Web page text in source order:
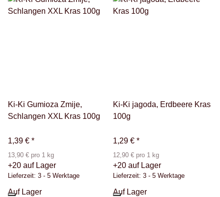
Ki-Ki Gumioza Zmije,
Schlangen XXL Kras 100g
1,39 € *
13,90 € pro 1 kg
+20 auf Lager
Lieferzeit: 3 - 5 Werktage
Ki-Ki jagoda, Erdbeere Kras
100g
1,29 € *
12,90 € pro 1 kg
+20 auf Lager
Lieferzeit: 3 - 5 Werktage
Auf Lager Auf Lager